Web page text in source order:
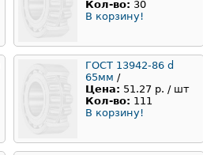
Кол-во: 30
В корзину!
ГОСТ 13942-86 d
65мм /
Цена: 51.27 р. / шт
Кол-во: 111
В корзину!